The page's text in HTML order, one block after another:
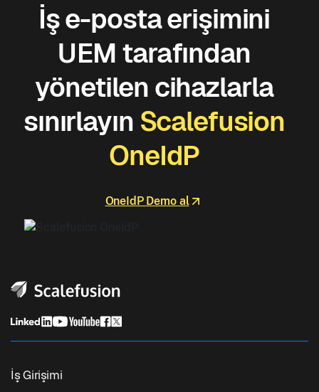
İş e-posta erişimini
UEM tarafından
yönetilen cihazlarla
sınırlayın Scalefusion
OneIdP
OneIdP Demo al
İş Girişimi